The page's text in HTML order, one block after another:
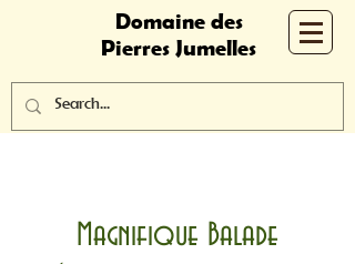
Domaine des
Pierres Jumelles
Magnifique Balade